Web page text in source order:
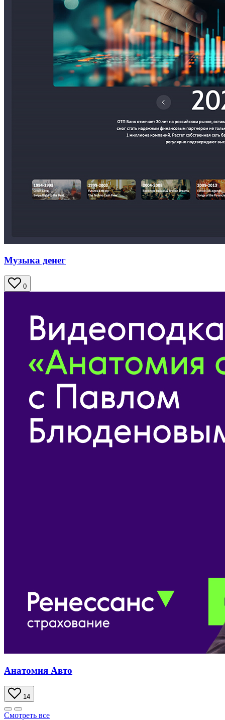
Музыка денег
0
Анатомия Авто
14
Смотреть все